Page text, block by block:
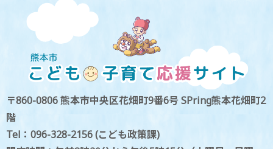
〒860-0806 熊本市中央区花畑町9番6号 SPring熊本花畑町2
階
Tel：096-328-2156 (こども政策課)